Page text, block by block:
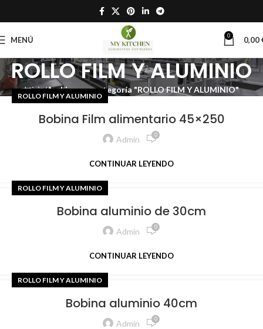
MENÚ 0 0,00
ROLLO FILM Y ALUMINIO
Inicio Archivo por categoría "ROLLO FILM Y ALUMINIO"
ROLLO FILM Y ALUMINIO
Bobina Film alimentario 45×250
Admin 0
CONTINUAR LEYENDO
ROLLO FILM Y ALUMINIO
Bobina aluminio de 30cm
Admin 0
CONTINUAR LEYENDO
ROLLO FILM Y ALUMINIO
Bobina aluminio 40cm
Admin 0